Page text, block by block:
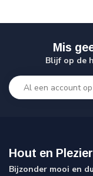
Mis
Blijf op de
Hout en Plezier
Bijzonder mooi en